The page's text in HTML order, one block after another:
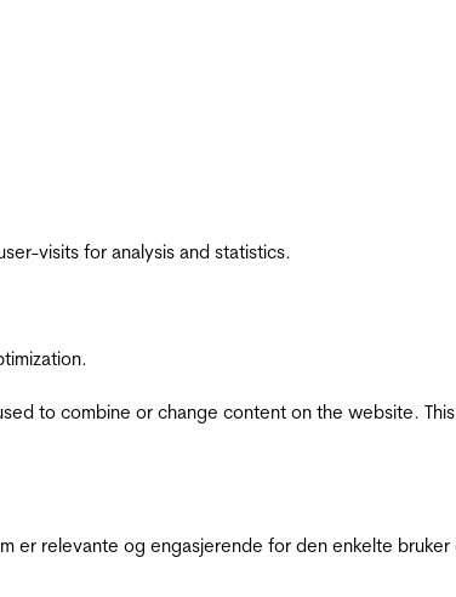
visits for analysis and statistics.
to combine or change content on the website.
er relevante og engasjerende for den enkelte